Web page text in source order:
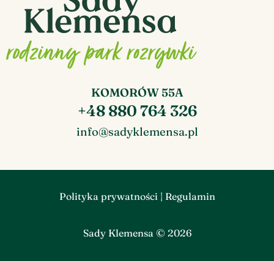
KOMORÓW 55A
+48 880 764 326
info@sadyklemensa.pl
Polityka prywatności| Regulamin
Sady Klemensa © 2026